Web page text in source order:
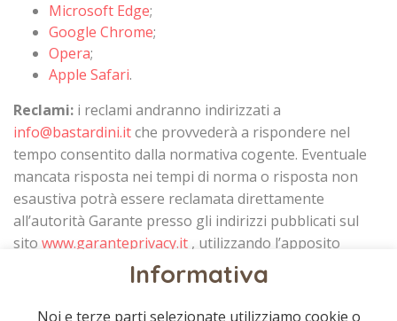
Microsoft Edge;
Google Chrome;
Opera;
Apple Safari.
Reclami: i reclami andranno indirizzati a
info@bastardini.itche provvederà a rispondere nel
tempo consentito dalla normativa cogente. Eventuale
mancata risposta nei tempi di norma o risposta non
esaustiva potrà essere reclamata direttamente
all’autorità Garante presso gli indirizzi pubblicati sul
sito www.garanteprivacy.it , utilizzando l’apposito
modulo di reclamo reperibile all’indirizzo:
https://www.garanteprivacy.it/home/docweb/-/docweb-
display/docweb/4535524.
Informativa
Noi e terze parti selezionate utilizziamo cookie o